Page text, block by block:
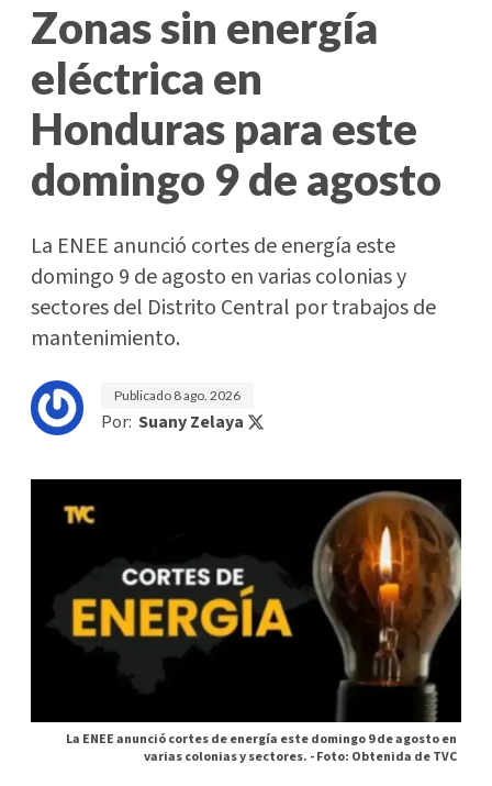
Zonas sin energía
eléctrica en
Honduras para este
domingo 9 de agosto
La ENEE anunció cortes de energía este
domingo 9 de agosto en varias colonias y
sectores del Distrito Central por trabajos de
mantenimiento.
Publicado 8 ago. 2026
Por: Suany Zelaya
La ENEE anunció cortes de energía este domingo 9 de agosto en
varias colonias y sectores. -Foto: Obtenida de TVC